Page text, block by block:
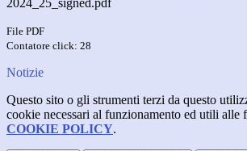
2024_25_signed.pdf
File PDF
Contatore click: 28
Notizie
Questo sito o gli strumenti terzi da questo
cookie necessari al funzionamento ed utili alle
COOKIE POLICY.